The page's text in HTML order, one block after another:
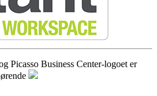
Picasso Business Center-logoet er